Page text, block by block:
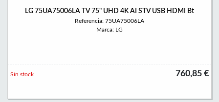
LG 75UA75006LA TV 75" UHD 4K AI STV USB HDMI Bt
Referencia: 75UA75006LA
Marca: LG
760,85 €
Sin stock